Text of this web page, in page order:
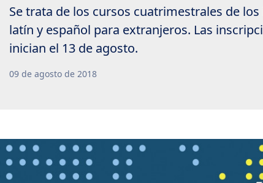
Se trata de los cursos cuatrimestrales de
latín y español para extranjeros. Las
inician el 13 de agosto.
09 de agosto de 2018